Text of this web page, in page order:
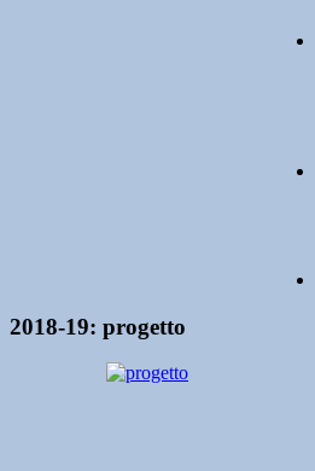
2018-19: progetto